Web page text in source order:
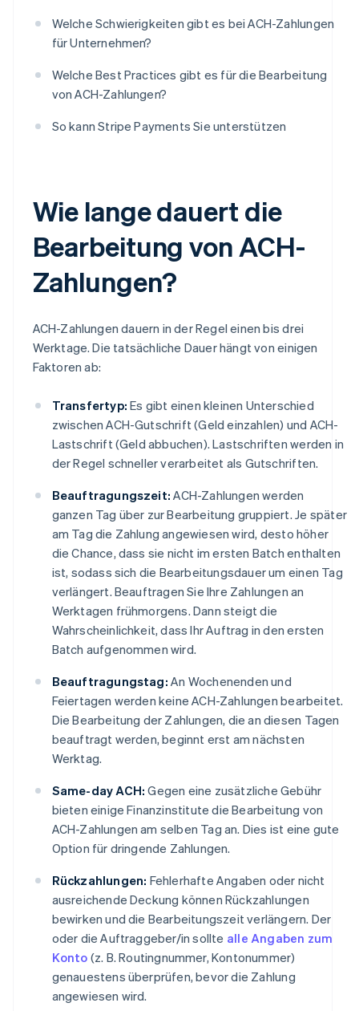
Welche Schwierigkeiten gibt es bei ACH-Zahlungen
für Unternehmen?
Welche Best Practices gibt es für die Bearbeitung
von ACH-Zahlungen?
So kann Stripe Payments Sie unterstützen
Wie lange dauert die
Bearbeitung von ACH-
Zahlungen?
ACH-Zahlungen dauern in der Regel einen bis drei
Werktage. Die tatsächliche Dauer hängt von einigen
Faktoren ab:
Transfertyp: Es gibt einen kleinen Unterschied
zwischen ACH-Gutschrift (Geld einzahlen) und ACH-
Lastschrift (Geld abbuchen). Lastschriften werden in
der Regel schneller verarbeitet als Gutschriften.
Beauftragungszeit: ACH-Zahlungen werden
ganzen Tag über zur Bearbeitung gruppiert. Je später
am Tag die Zahlung angewiesen wird, desto höher
die Chance, dass sie nicht im ersten Batch enthalten
ist, sodass sich die Bearbeitungsdauer um einen Tag
verlängert. Beauftragen Sie Ihre Zahlungen an
Werktagen frühmorgens. Dann steigt die
Wahrscheinlichkeit, dass Ihr Auftrag in den ersten
Batch aufgenommen wird.
Beauftragungstag: An Wochenenden und
Feiertagen werden keine ACH-Zahlungen bearbeitet.
Die Bearbeitung der Zahlungen, die an diesen Tagen
beauftragt werden, beginnt erst am nächsten
Werktag.
Same-day ACH: Gegen eine zusätzliche Gebühr
bieten einige Finanzinstitute die Bearbeitung von
ACH-Zahlungen am selben Tag an. Dies ist eine gute
Option für dringende Zahlungen.
Rückzahlungen: Fehlerhafte Angaben oder nicht
ausreichende Deckung können Rückzahlungen
bewirken und die Bearbeitungszeit verlängern. Der
oder die Auftraggeber/in sollte alle Angaben zum
Konto (z. B. Routingnummer, Kontonummer)
genauestens überprüfen, bevor die Zahlung
angewiesen wird.